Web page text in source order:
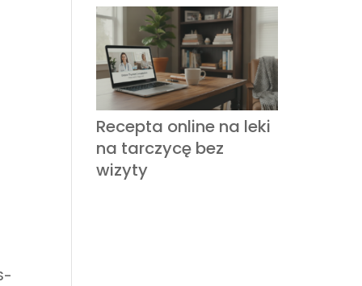
Recepta online na leki
na tarczycę bez
wizyty